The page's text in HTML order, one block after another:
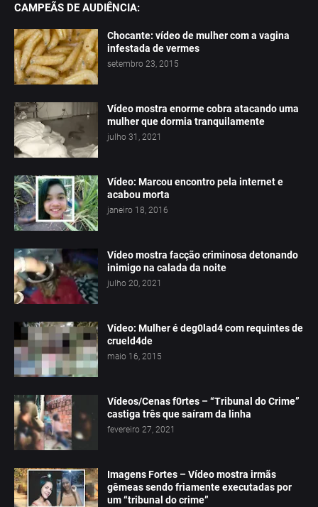
CAMPEÃS DE AUDIÊNCIA:
Chocante: vídeo de mulher com a vagina
infestada de vermes
setembro 23, 2015
Vídeo mostra enorme cobra atacando uma
mulher que dormia tranquilamente
julho 31, 2021
Vídeo: Marcou encontro pela internet e
acabou morta
janeiro 18, 2016
Vídeo mostra facção criminosa detonando
inimigo na calada da noite
julho 20, 2021
Vídeo: Mulher é deg0lad4 com requintes de
crueld4de
maio 16, 2015
Vídeos/Cenas f0rtes – “Tribunal do Crime”
castiga três que saíram da linha
fevereiro 27, 2021
Imagens Fortes – Vídeo mostra irmãs
gêmeas sendo friamente executadas por
um “tribunal do crime”